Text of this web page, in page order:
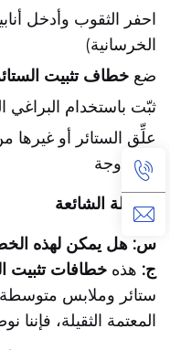
احفر الثقوب وأدخل
الخرسانية)
ضع خطاف تثبيت
ثبّت باستخدام البراغي
علِّق الستائر أو
المزدوجة
الأسئلة الشائعة
س: هل يمكن لهذه
ج: هذه خطافات تثبيت
ستائر وملابس متوسطة
المعتمة الثقيلة، فإننا